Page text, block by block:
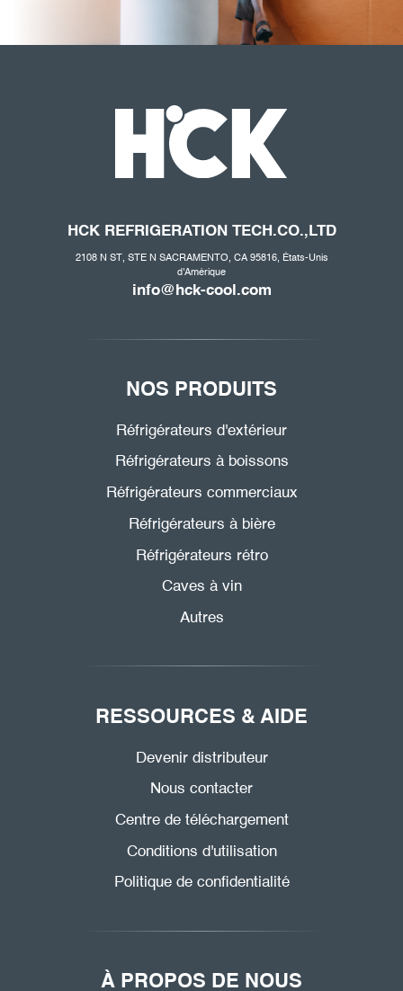
HCK REFRIGERATION TECH.CO.,LTD
2108 N ST, STE N SACRAMENTO, CA 95816, États-Unis
d'Amérique
info@hck-cool.com
NOS PRODUITS
Réfrigérateurs d'extérieur
Réfrigérateurs à boissons
Réfrigérateurs commerciaux
Réfrigérateurs à bière
Réfrigérateurs rétro
Caves à vin
Autres
RESSOURCES & AIDE
Devenir distributeur
Nous contacter
Centre de téléchargement
Conditions d'utilisation
Politique de confidentialité
À PROPOS DE NOUS